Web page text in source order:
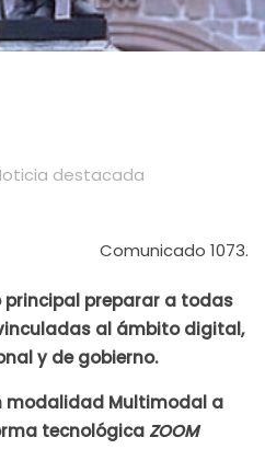
destacada
Comunicado 1073.
principal preparar a todas
al ámbito digital,
y de gobierno.
modalidad Multimodal a
tecnológicaZOOM